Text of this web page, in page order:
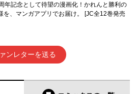
年記念として待望の漫画化！かれんと勝利の
を、マンガアプリでお届け。 [JC全12巻発売
ンレターを送る